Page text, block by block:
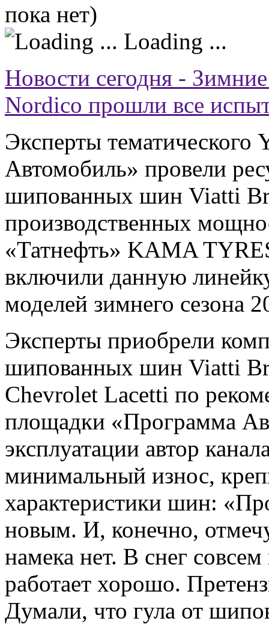
пока нет)
Loading ...
Новости сегодня -
Nordico прошли все
Эксперты тематического
Автомобиль» провели
шипованных шин Viatti
производственных
«Татнефть» KAMA
включили данную
моделей зимнего сезона
Эксперты приобрели
шипованных шин Viatti
Chevrolet Lacetti по
площадки «Программа
эксплуатации автор
минимальный износ,
характеристики шин:
новым. И, конечно,
намека нет. В снег
работает хорошо.
Думали, что гула от